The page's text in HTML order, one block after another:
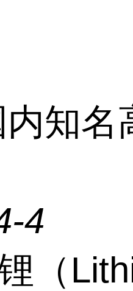
知名
4
（